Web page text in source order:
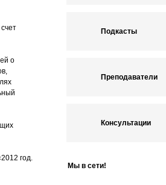
о
год.
Подкасты
Преподаватели
Консультации
Мы в сети!